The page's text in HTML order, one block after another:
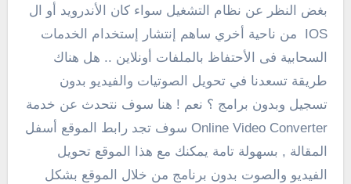
بغض النظر عن نظام التشغيل سواء كان الأندرويد أو ال
IOS من ناحية أخري ساهم إنتشار إستخدام الخدمات
السحابية فى الأحتفاظ بالملفات أونلاين .. هل هناك
طريقة تسعدنا في تحويل الصوتيات والفيديو بدون
تسجيل وبدون برامج ؟ نعم ! هنا سوف نتحدث عن خدمة
Online Video Converter سوف تجد رابط الموقع أسفل
المقالة , بسهولة تامة يمكنك مع هذا الموقع تحويل
الفيديو والصوت بدون برنامج من خلال الموقع بشكل